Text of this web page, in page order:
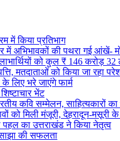
में किया प्रतिभाग
अभिभावकों की पथरा गई आंखें-
को कुल ₹ 146 करोड़ 32
मतदाताओं को किया जा रहा
लिए भरे जाएंगे फार्म
भेंट
कवि सम्मेलन, साहित्यकारों का
को मिली मंजूरी, देहरादून-मसूरी
का उत्तराखंड ने किया नेतृत्व
की सफलता